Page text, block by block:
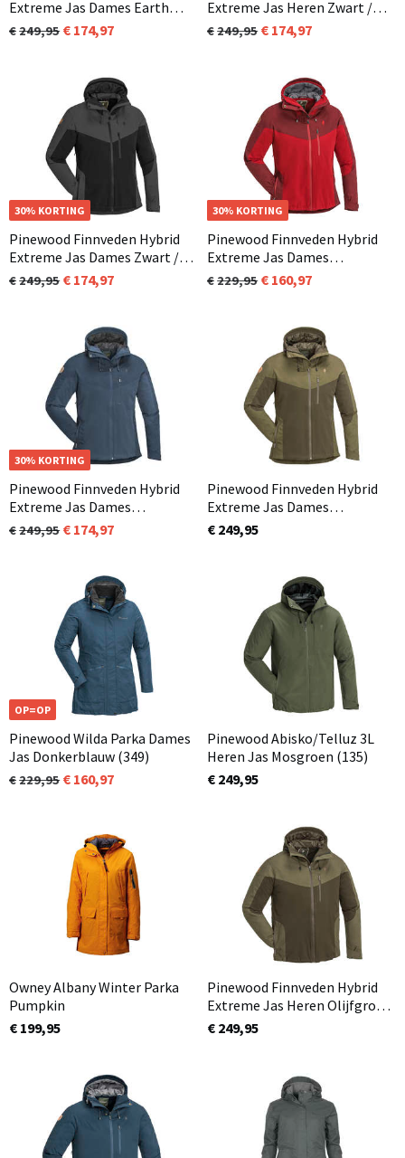
Extreme Jas Dames Earth
Plum (817)
249,95 174,97
Extreme Jas Heren Zwart /
Antraciet (407)
249,95 174,97
30% KORTING
Pinewood Finnveden Hybrid
Extreme Jas Dames Zwart /
Antraciet (407)
249,95 174,97
OP=OP
30% KORTING
Pinewood Finnveden Hybrid
Extreme Jas Dames
Rood/Donker Rood (576)
229,95 160,97
OP=OP
30% KORTING
Pinewood Finnveden Hybrid
Extreme Jas Dames
Donkerblauw (349)
249,95 174,97
Pinewood Finnveden Hybrid
Extreme Jas Dames
Olijfgroen / Jachtgroen (723)
€ 249,95
OP=OP
Pinewood Wilda Parka Dames
Jas Donkerblauw (349)
229,95 160,97
Pinewood Abisko/Telluz 3L
Heren Jas Mosgroen (135)
€ 249,95
Owney Albany Winter Parka
Pumpkin
€ 199,95
Pinewood Finnveden Hybrid
Extreme Jas Heren Olijfgroen
/ Jachtgroen (723)
€ 249,95